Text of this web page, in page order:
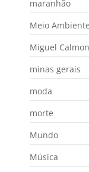
maranhão
Meio Ambiente
Miguel Calmon
minas gerais
moda
morte
Mundo
Música